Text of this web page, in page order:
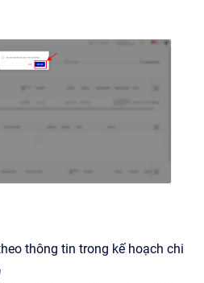
thông tin trong kế hoạch chi